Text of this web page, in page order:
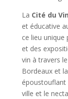
La Cité du Vin
et éducative
ce lieu
et des
vin à travers
Bordeaux et
époustouflant
ville et le